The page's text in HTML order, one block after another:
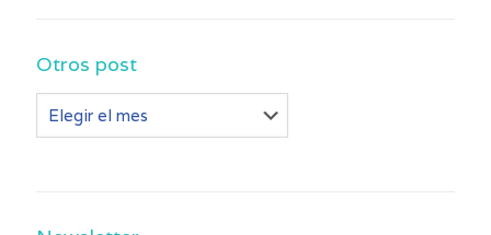
Otros post
post